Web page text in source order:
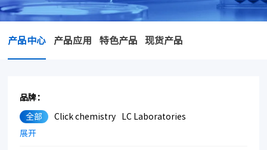
产品中心 产品应用 特色产品 现货产品
品牌：
全部 Click chemistry
LC Laboratories
展开